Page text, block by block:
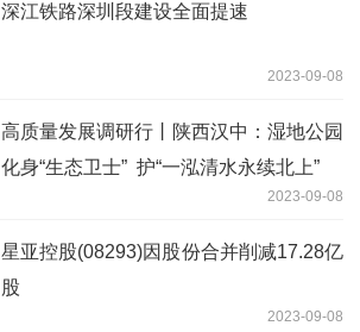
深江铁路深圳段建设全面提速
2023-09-08
高质量发展调研行丨陕西汉中：湿地公园
化身“生态卫士” 护“一泓清水永续北上”
2023-09-08
星亚控股(08293)因股份合并削减17.28亿
股
2023-09-08